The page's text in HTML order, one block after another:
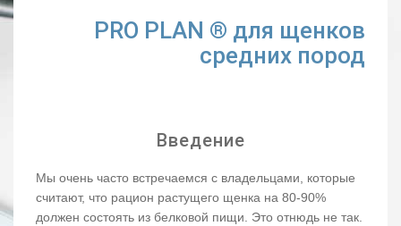
PRO PLAN ® для щенков
средних пород
Введение
Мы очень часто встречаемся с владельцами, которые
считают, что рацион растущего щенка на 80-90%
должен состоять из белковой пищи. Это отнюдь не так.